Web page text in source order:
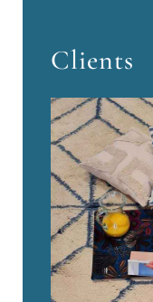
Clients